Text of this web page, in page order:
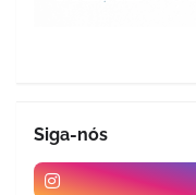
Siga-nós